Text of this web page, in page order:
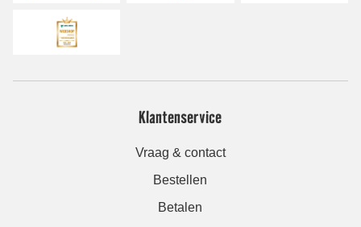
Klantenservice
Vraag & contact
Bestellen
Betalen